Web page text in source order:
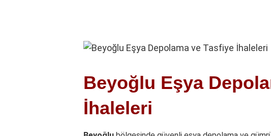
Beyoğlu Eşya
İhaleleri